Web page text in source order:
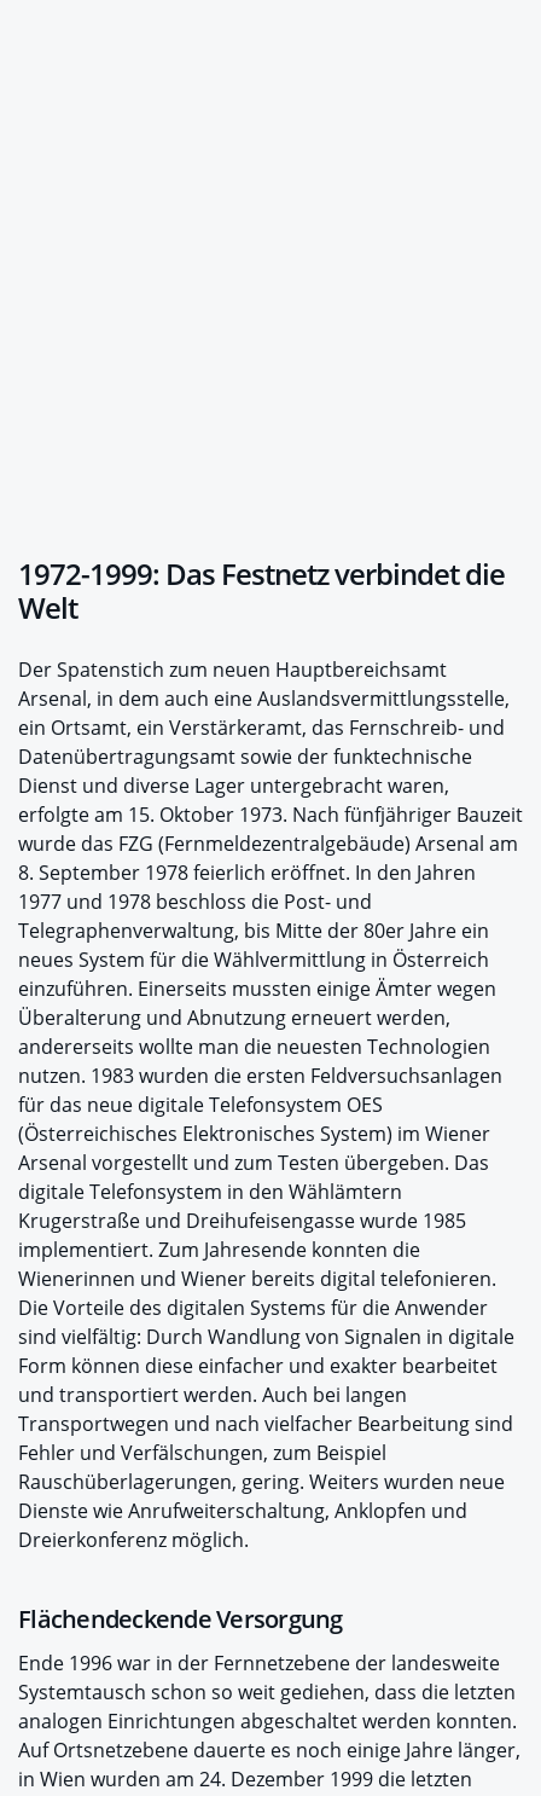
1972-1999: Das Festnetz verbindet die
Welt
Der Spatenstich zum neuen Hauptbereichsamt
Arsenal, in dem auch eine Auslandsvermittlungsstelle,
ein Ortsamt, ein Verstärkeramt, das Fernschreib- und
Datenübertragungsamt sowie der funktechnische
Dienst und diverse Lager untergebracht waren,
erfolgte am 15. Oktober 1973. Nach fünfjähriger Bauzeit
wurde das FZG (Fernmeldezentralgebäude) Arsenal am
8. September 1978 feierlich eröffnet. In den Jahren
1977 und 1978 beschloss die Post- und
Telegraphenverwaltung, bis Mitte der 80er Jahre ein
neues System für die Wählvermittlung in Österreich
einzuführen. Einerseits mussten einige Ämter wegen
Überalterung und Abnutzung erneuert werden,
andererseits wollte man die neuesten Technologien
nutzen. 1983 wurden die ersten Feldversuchsanlagen
für das neue digitale Telefonsystem OES
(Österreichisches Elektronisches System) im Wiener
Arsenal vorgestellt und zum Testen übergeben. Das
digitale Telefonsystem in den Wählämtern
Krugerstraße und Dreihufeisengasse wurde 1985
implementiert. Zum Jahresende konnten die
Wienerinnen und Wiener bereits digital telefonieren.
Die Vorteile des digitalen Systems für die Anwender
sind vielfältig: Durch Wandlung von Signalen in digitale
Form können diese einfacher und exakter bearbeitet
und transportiert werden. Auch bei langen
Transportwegen und nach vielfacher Bearbeitung sind
Fehler und Verfälschungen, zum Beispiel
Rauschüberlagerungen, gering. Weiters wurden neue
Dienste wie Anrufweiterschaltung, Anklopfen und
Dreierkonferenz möglich.
Flächendeckende Versorgung
Ende 1996 war in der Fernnetzebene der landesweite
Systemtausch schon so weit gediehen, dass die letzten
analogen Einrichtungen abgeschaltet werden konnten.
Auf Ortsnetzebene dauerte es noch einige Jahre länger,
in Wien wurden am 24. Dezember 1999 die letzten